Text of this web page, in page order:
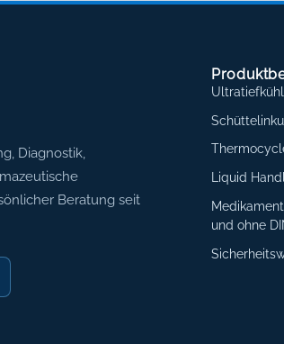
Diagnostik,
Beratung seit
Liquid
und ohne